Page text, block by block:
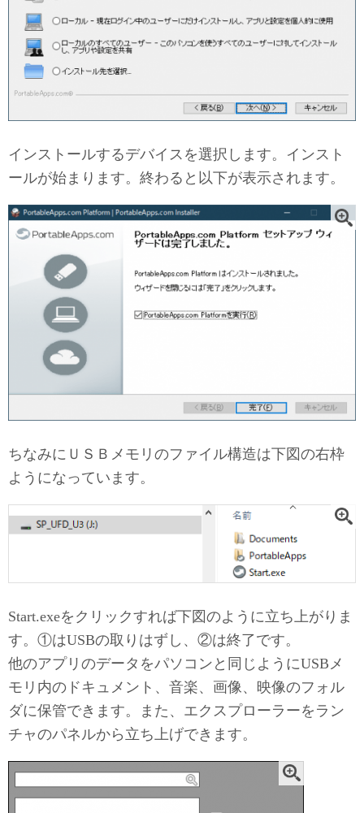
インストールするデバイスを選択します。インスト
ールが始まります。終わると以下が表示されます。
ちなみにＵＳＢメモリのファイル構造は下図の右枠
ようになっています。
Start.exeをクリックすれば下図のように立ち上がりま
す。①はUSBの取りはずし、②は終了です。
他のアプリのデータをパソコンと同じようにUSBメ
モリ内のドキュメント、音楽、画像、映像のフォル
ダに保管できます。また、エクスプローラーをラン
チャのパネルから立ち上げできます。